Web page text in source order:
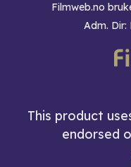
Filmweb.no
Adm.
This product
endorsed